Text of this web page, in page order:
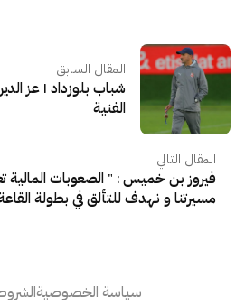
المقال السابق
شباب بلوزداد | عز
الفنية
المقال التالي
فيروز بن خميس : " الصعوبات المالية
مسيرتنا و نهدف للتألق في بطولة
سياسة الخصوصية